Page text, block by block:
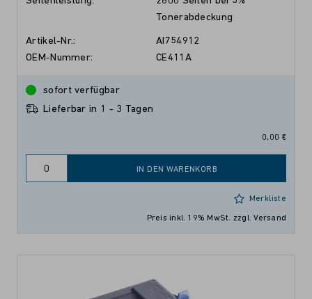
Tonerabdeckung
Artikel-Nr.:
AI754912
OEM-Nummer:
CE411A
0,00 €
sofort verfügbar
Lieferbar in 1 - 3 Tagen
IN DEN WARENKORB
Merkliste
Preis inkl. 19% MwSt. zzgl. Versand